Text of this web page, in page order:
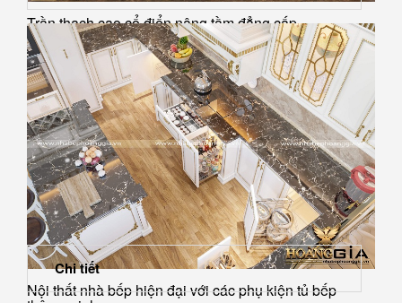
Trần thạch cao cổ điển nâng tầm đẳng cấp
Nội thất nhà bếp hiện đại với các phụ kiện tủ bếp
Chi tiết